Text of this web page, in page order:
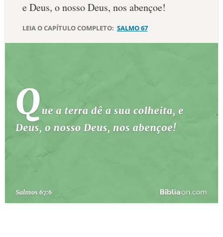
PALAVRA DO DIA
10 MANDAMENTOS
ESTUDOS BÍBLICOS
ESBOÇOS DE PREGAÇÃO
PERGUNTE À BÍBLIA
e Deus, o nosso Deus, nos abençoe!
LEIA O CAPÍTULO COMPLETO: SALMO 67